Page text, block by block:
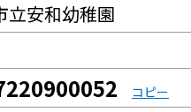
立安和幼稚園
コピー